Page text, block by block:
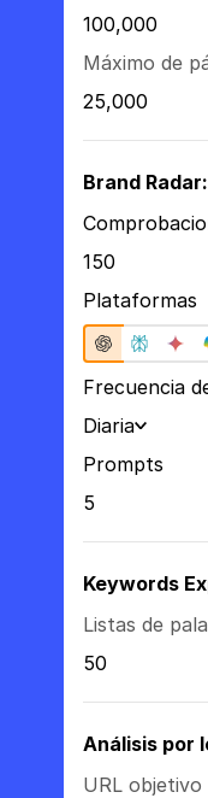
100,000
Máximo de
25,000
Brand
150
Plataformas
Frecuencia
Diaria
Prompts
5
Keywords
Listas de
50
Análisis por
URL